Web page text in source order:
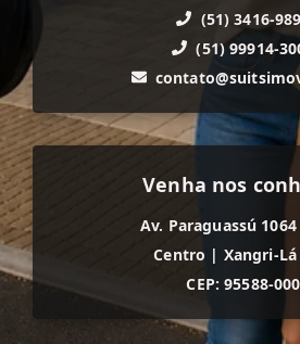
(51) 3416-
(51) 99914-
Venha nos
Av. Paraguassú
Centro | Xangri-Lá
CEP: 95588-000